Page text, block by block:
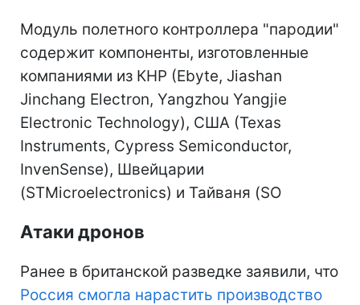
Модуль полетного контроллера "пародии"
содержит компоненты, изготовленные
компаниями из КНР (Ebyte, Jiashan
Jinchang Electron, Yangzhou Yangjie
Electronic Technology), США (Texas
Instruments, Cypress Semiconductor,
InvenSense), Швейцарии
(STMicroelectronics) и Тайваня (SO
Атаки дронов
Ранее в британской разведке заявили, что
Россия смогла нарастить производство